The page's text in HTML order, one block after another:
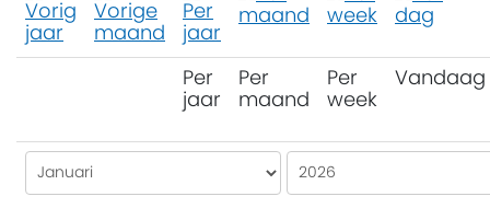
Per
jaar
Per
maand
Per
week
Vandaag